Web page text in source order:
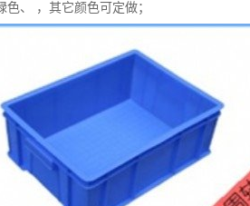
、 ，其它颜色可定做；